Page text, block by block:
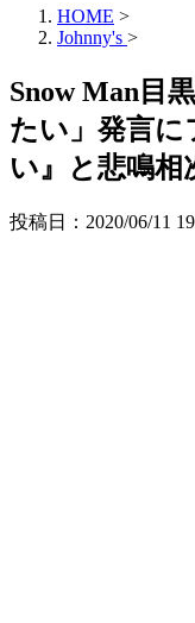
HOME >
Johnny's >
Snow Man目
たい」発言に
い』と悲鳴相
投稿日：2020/06/11